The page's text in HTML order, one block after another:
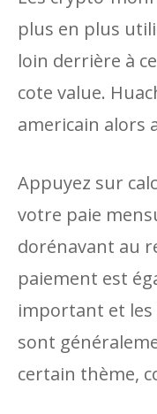
plus en plus
loin derrière à
cote value.
americain alors
Appuyez sur
votre paie
dorénavant au
paiement est
important et les
sont
certain thème,